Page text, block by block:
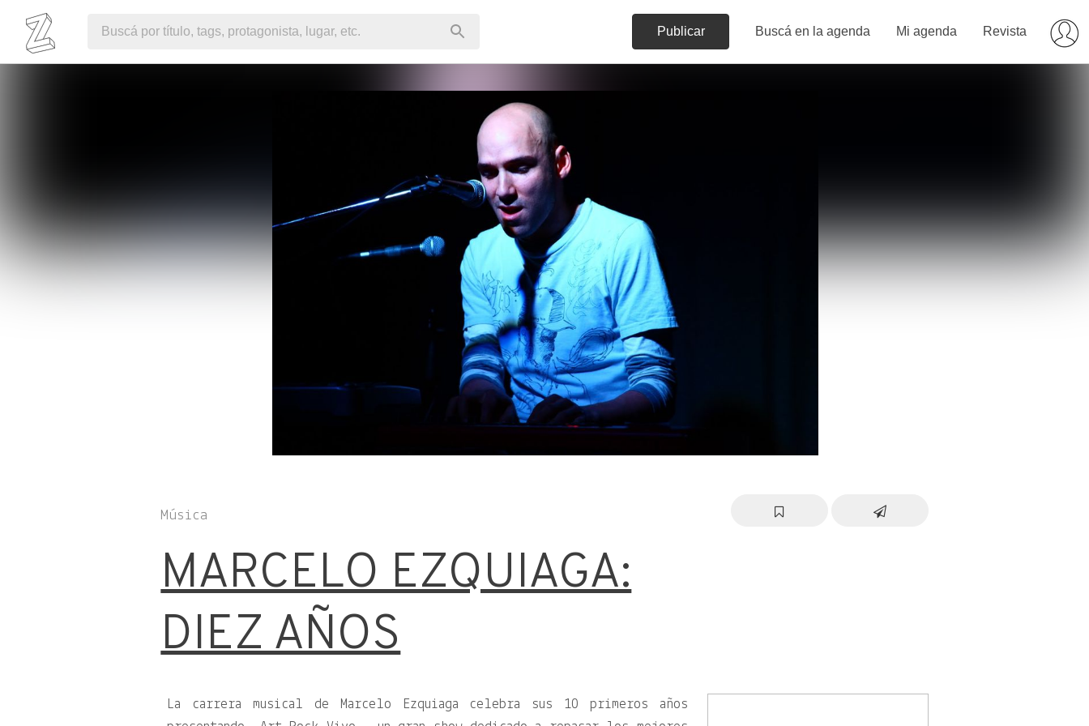
Publicar Buscá en la agenda Mi agenda Revista
Música
MARCELO EZQUIAGA:
DIEZ AÑOS
La carrera musical de Marcelo Ezquiaga celebra sus 10 primeros años